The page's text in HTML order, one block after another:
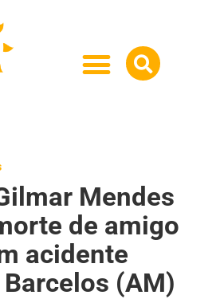
Mendes
de amigo
acidente
(AM)